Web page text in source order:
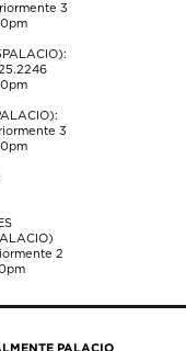
3
3
2
PALACIO